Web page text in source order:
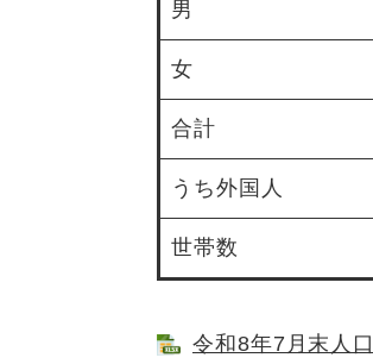
男
女
合計
うち外国人
世帯数
令和8年7月末人